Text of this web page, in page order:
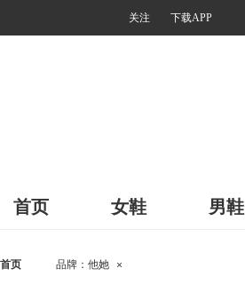
关注 下载APP
首页 女鞋 男鞋
首页 品牌： 他她 ×